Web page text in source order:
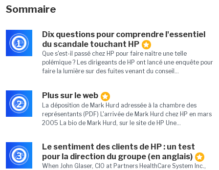
Sommaire
1
Dix questions pour comprendre l'essentiel
du scandale touchant HP
Que s'est-il passé chez HP pour faire naître une telle
polémique ? Les dirigeants de HP ont lancé une enquête pour
faire la lumière sur des fuites venant du conseil...
2
Plus sur le web
La déposition de Mark Hurd adressée à la chambre des
représentants (PDF) L'arrivée de Mark Hurd chez HP en mars
2005 La bio de Mark Hurd, sur le site de HP Une...
3
Le sentiment des clients de HP : un test
pour la direction du groupe (en anglais)
When John Glaser, CIO at Partners HealthCare System Inc.,